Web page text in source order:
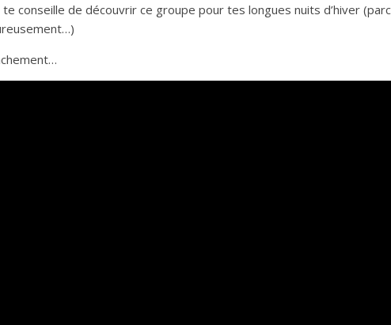
conseille de découvrir ce groupe pour tes longues nuits d’hiver